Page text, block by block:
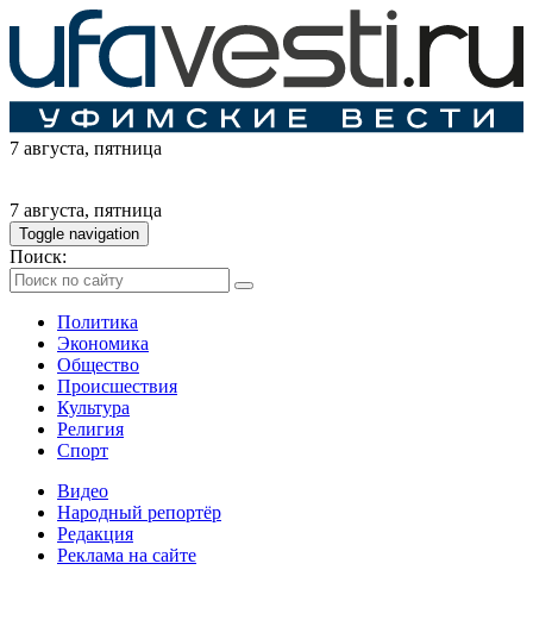
7 августа, пятница
7 августа, пятница
Toggle navigation
Поиск:
Политика
Экономика
Общество
Происшествия
Культура
Религия
Спорт
Видео
Народный репортёр
Редакция
Реклама на сайте